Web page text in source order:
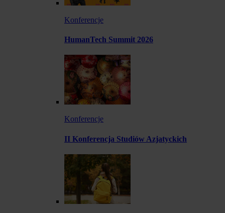
Konferencje
HumanTech Summit 2026
Konferencje
II Konferencja Studiów Azjatyckich